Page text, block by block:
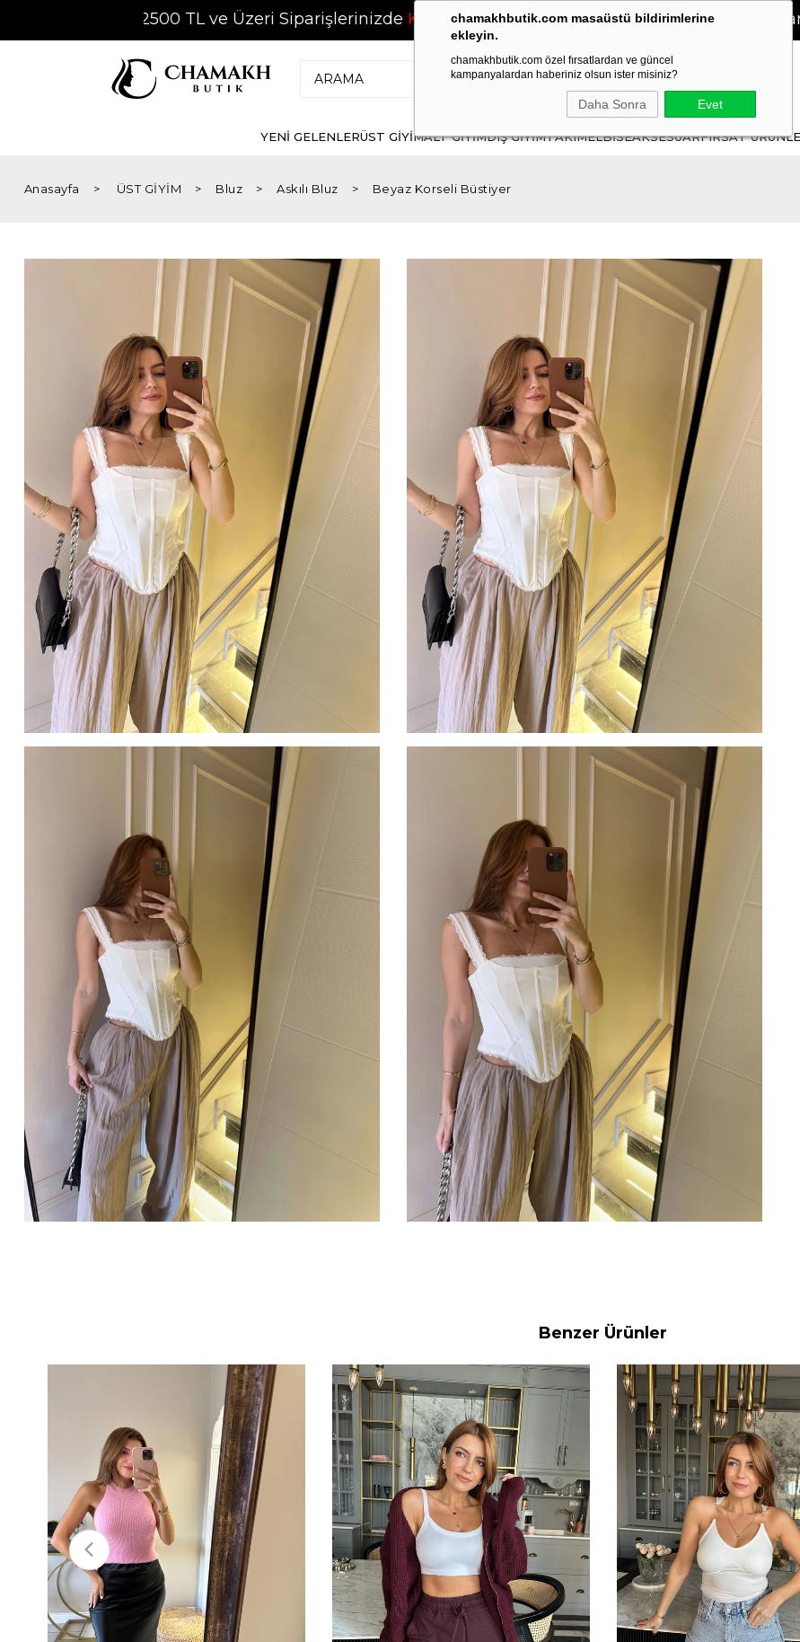
chamakhbutik.com masaüstü bildirimlerine
ekleyin.
chamakhbutik.com özel fırsatlardan ve güncel
kampanyalardan haberiniz olsun ister misiniz?
Daha Sonra Evet
2500 TL ve Üzeri SiparişlerinizdeKARGO ÜCRETSİZ! ❤ 2500 TL ve Üzeri
YENİ GELENLERÜST GİYİMALT GİYİMDIŞ GİYİMTAKIMELBİSEAKSESUARFIRSAT
Anasayfa ÜST GİYİM Bluz Askılı Bluz Beyaz Korseli Büstiyer
Benzer Ürünler